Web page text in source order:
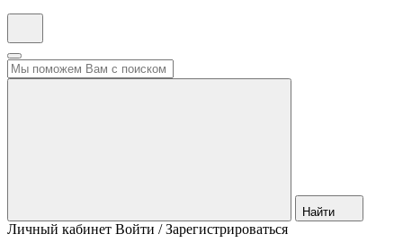
Найти
Личный кабинет Войти / Зарегистрироваться